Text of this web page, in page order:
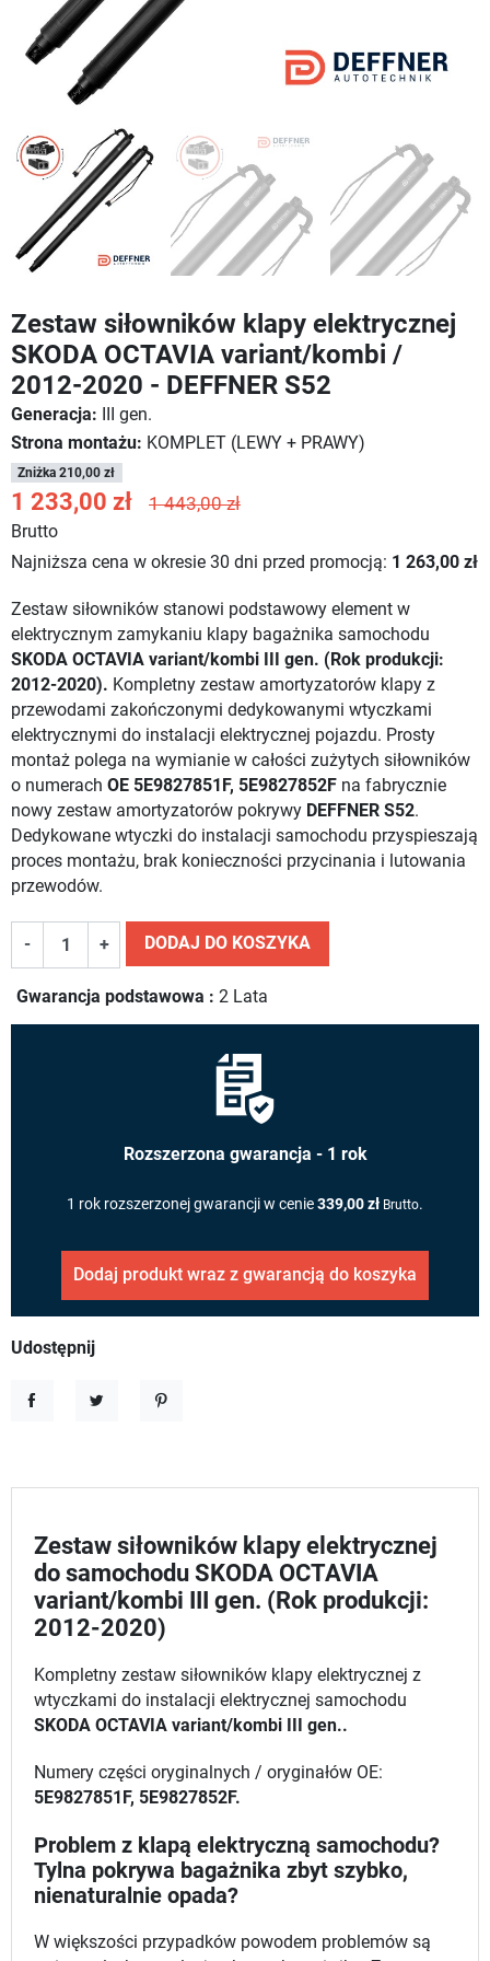
Zestaw siłowników klapy elektrycznej
SKODA OCTAVIA variant/kombi /
2012-2020 - DEFFNER S52
Generacja: III gen.
Strona montażu: KOMPLET (LEWY + PRAWY)
Zniżka 210,00 zł
1 233,00 zł 1 443,00 zł
Brutto
Najniższa cena w okresie 30 dni przed promocją: 1 263,00 zł
Zestaw siłowników stanowi podstawowy element w
elektrycznym zamykaniu klapy bagażnika samochodu
SKODA OCTAVIA variant/kombi III gen. (Rok produkcji:
2012-2020). Kompletny zestaw amortyzatorów klapy z
przewodami zakończonymi dedykowanymi wtyczkami
elektrycznymi do instalacji elektrycznej pojazdu. Prosty
montaż polega na wymianie w całości zużytych siłowników
o numerach OE 5E9827851F, 5E9827852F na fabrycznie
nowy zestaw amortyzatorów pokrywy DEFFNER S52.
Dedykowane wtyczki do instalacji samochodu przyspieszają
proces montażu, brak konieczności przycinania i lutowania
przewodów.
- + DODAJ DO KOSZYKA
Gwarancja podstawowa : 2 Lata
Rozszerzona gwarancja - 1 rok
1 rok rozszerzonej gwarancji w cenie339,00 zł Brutto.
Dodaj produkt wraz z gwarancją do koszyka
Udostępnij
Zestaw siłowników klapy elektrycznej
do samochodu SKODA OCTAVIA
variant/kombi III gen. (Rok produkcji:
2012-2020)
Kompletny zestaw siłowników klapy elektrycznej z
wtyczkami do instalacji elektrycznej samochodu
SKODA OCTAVIA variant/kombi III gen..
Numery części oryginalnych / oryginałów OE:
5E9827851F, 5E9827852F.
Problem z klapą elektryczną samochodu?
Tylna pokrywa bagażnika zbyt szybko,
nienaturalnie opada?
W większości przypadków powodem problemów są